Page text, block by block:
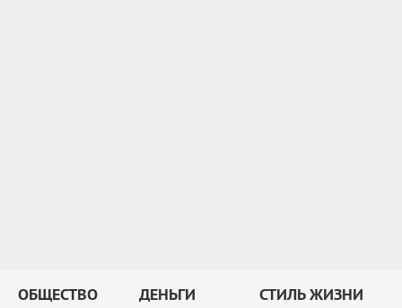
ОБЩЕСТВО ДЕНЬГИ СТИЛЬ ЖИЗНИ